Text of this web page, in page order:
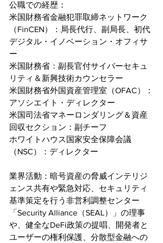
公職での経歴：
米国財務省金融犯罪取締ネットワーク
（FinCEN）：局長代行、副局長、初代
デジタル・イノベーション・オフィサ
ー
米国財務省：副長官付サイバーセキュ
リティ＆新興技術カウンセラー
米国財務省外国資産管理室（OFAC）：
アソシエイト・ディレクター
米国司法省マネーロンダリング＆資産
回収セクション：副チーフ
ホワイトハウス国家安全保障会議
（NSC）：ディレクター
業界活動：暗号資産の脅威インテリジ
ェンス共有や緊急対応、セキュリティ
基準策定を行う非営利調整センター
「Security Alliance（SEAL）」の理事
や、健全なDeFi政策の提唱、開発者と
ユーザーの権利保護、分散型金融への